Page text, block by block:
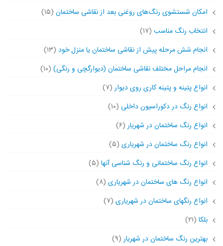
امکان شستشوی رنگ‌های روغنی بعد از نقاشی ساختمان (۱۵)
انتخاب رنگ مناسب (۱۷)
انجام شش مرحله پیش از نقاشی ساختمان یا منزل خود (۱۳)
انجام مراحل مختلف نقاشی ساختمان (دیوارگچی و رنگی) (۱۰)
انواع پتینه و پتینه کاری روی دیوار (۷)
انواع رنگ در دکوراسیون داخلی (۱۰)
انواع رنگ ساختمان در شهریار (۶)
انواع رنگ ساختمان در شهریاری (۵)
انواع رنگ ساختمانی و رنگ شناسی آنها (۵)
انواع رنگ های ساختمان در شهریاری (۸)
انواع رنگهای ساختمان در شهریاری (۷)
بلکا (۲۱)
بهترین رنگ ساختمان در شهریار (۹)